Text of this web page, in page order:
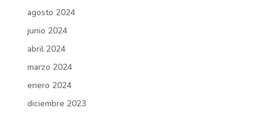
agosto 2024
junio 2024
abril 2024
marzo 2024
enero 2024
diciembre 2023